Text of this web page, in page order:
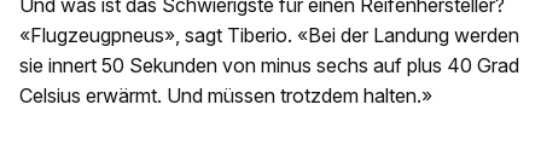
Und was ist das Schwierigste für einen Reifenhersteller?
«Flugzeugpneus», sagt Tiberio. «Bei der Landung werden
sie innert 50 Sekunden von minus sechs auf plus 40 Grad
Celsius erwärmt. Und müssen trotzdem halten.»